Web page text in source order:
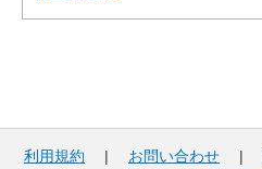
利用規約 | お問い合わせ |